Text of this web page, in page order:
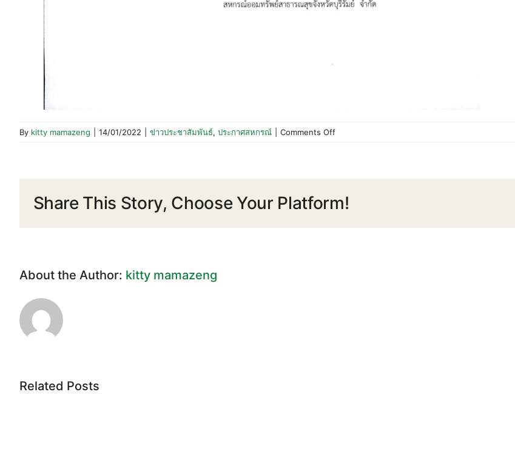
By kitty mamazeng 14/01/2022 ข่าวประชาสัมพันธ์, ประกาศสหกรณ์ Comments Offon
ประกาศ
ประจำ
ปี
Share This Story, Choose Your Platform!
About the Author: kitty mamazeng
Related Posts